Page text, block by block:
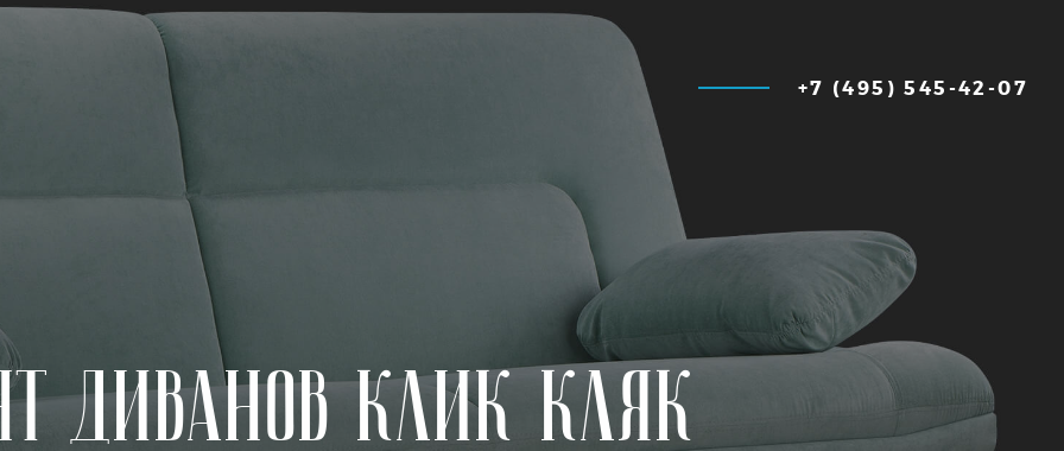
+7 (495) 545-42-07
диванов клик кляк